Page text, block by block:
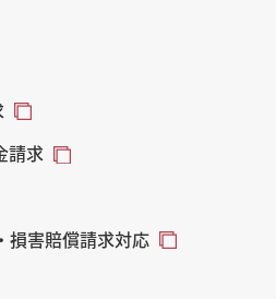
請求
損害賠償請求対応